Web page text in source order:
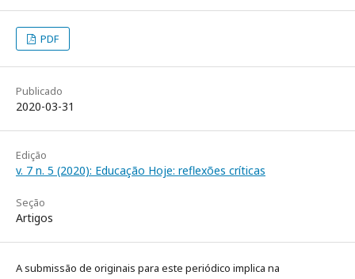
PDF
Publicado
2020-03-31
Edição
v. 7 n. 5 (2020): Educação Hoje: reflexões críticas
Seção
Artigos
A submissão de originais para este periódico implica na